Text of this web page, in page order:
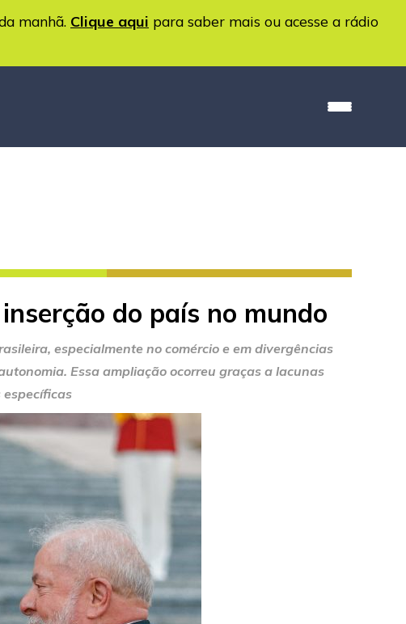
manhã. Clique aqui para saber mais ou acesse a rádio
do país no mundo
especialmente no comércio e em divergências
Essa ampliação ocorreu graças a lacunas